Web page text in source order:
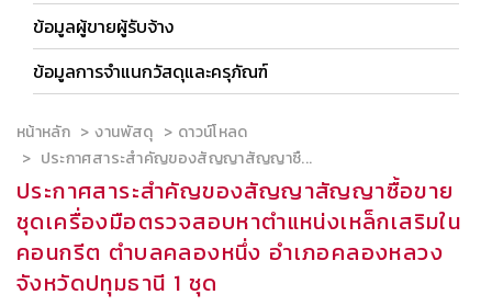
ข้อมูลผู้ขายผู้รับจ้าง
ข้อมูลการจำแนกวัสดุและครุภัณฑ์
หน้าหลัก งานพัสดุ
ดาวน์โหลด
ประกาศสาระสำคัญของสัญญาสัญญาซื...
ประกาศสาระสำคัญของสัญญาสัญญาซื้อขาย
ชุดเครื่องมือตรวจสอบหาตำแหน่งเหล็กเสริมใน
คอนกรีต ตำบลคลองหนึ่ง อำเภอคลองหลวง
จังหวัดปทุมธานี 1 ชุด